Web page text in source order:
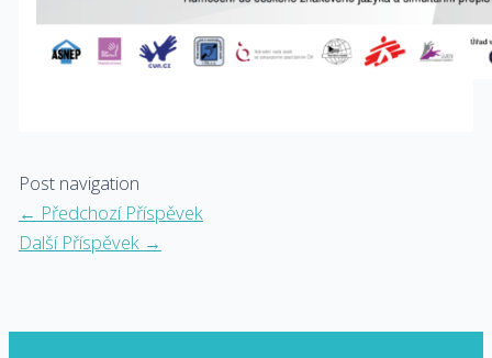
Post navigation
← Předchozí Příspěvek
Další Příspěvek →